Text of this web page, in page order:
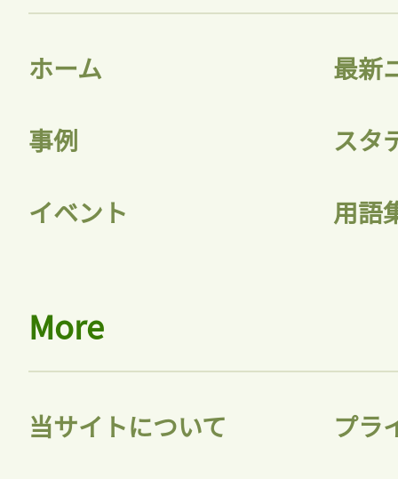
ホーム 最新
事例 スタ
イベント 用語
More
当サイトについて プラ